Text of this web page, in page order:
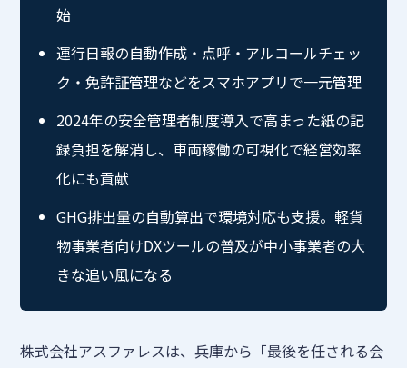
始
運行日報の自動作成・点呼・アルコールチェッ
ク・免許証管理などをスマホアプリで一元管理
2024年の安全管理者制度導入で高まった紙の記
録負担を解消し、車両稼働の可視化で経営効率
化にも貢献
GHG排出量の自動算出で環境対応も支援。軽貨
物事業者向けDXツールの普及が中小事業者の大
きな追い風になる
株式会社アスファレスは、兵庫から「最後を任される会